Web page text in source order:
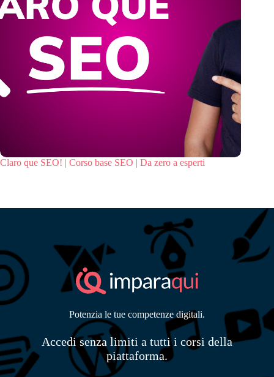
Claro que SEO! | Corso base SEO | Da zero a esperti
Potenzia le tue competenze digitali.
Accedi senza limiti a tutti i corsi della
piattaforma.